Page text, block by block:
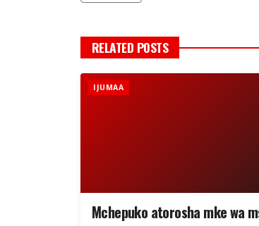
RELATED POSTS
IJUMAA
Mchepuko atorosha mke wa